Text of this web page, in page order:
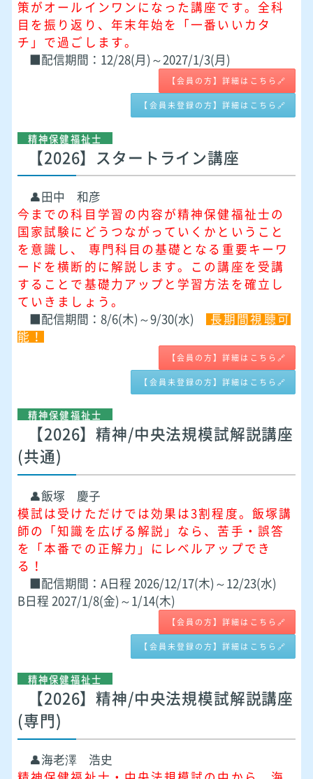
策がオールインワンになった講座です。全科
目を振り返り、年末年始を「一番いいカタ
チ」で過ごします。
■配信期間：12/28(月)～2027/1/3(月)
【会員の方】詳細はこちら🔗
【会員未登録の方】詳細はこちら🔗
精神保健福祉士
【2026】スタートライン講座
👤田中 和彦
今までの科目学習の内容が精神保健福祉士の
国家試験にどうつながっていくかということ
を意識し、 専門科目の基礎となる重要キーワ
ードを横断的に解説します。この講座を受講
することで基礎力アップと学習方法を確立し
ていきましょう。
■配信期間：8/6(木)～9/30(水)
長期間視聴可
能！
【会員の方】詳細はこちら🔗
【会員未登録の方】詳細はこちら🔗
精神保健福祉士
【2026】精神/中央法規模試解説講座
(共通)
👤飯塚 慶子
模試は受けただけでは効果は3割程度。飯塚講
師の「知識を広げる解説」なら、苦手・誤答
を「本番での正解力」にレベルアップでき
る！
■配信期間：A日程 2026/12/17(木)～12/23(水)
B日程 2027/1/8(金)～1/14(木)
【会員の方】詳細はこちら🔗
【会員未登録の方】詳細はこちら🔗
精神保健福祉士
【2026】精神/中央法規模試解説講座
(専門)
👤海老澤 浩史